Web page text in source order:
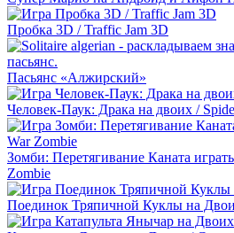
Пробка 3D / Traffic Jam 3D
Пасьянс «Алжирский»
Человек-Паук: Драка на двоих /
Зомби: Перетягивание Каната
Zombie
Поединок Тряпичной Куклы на